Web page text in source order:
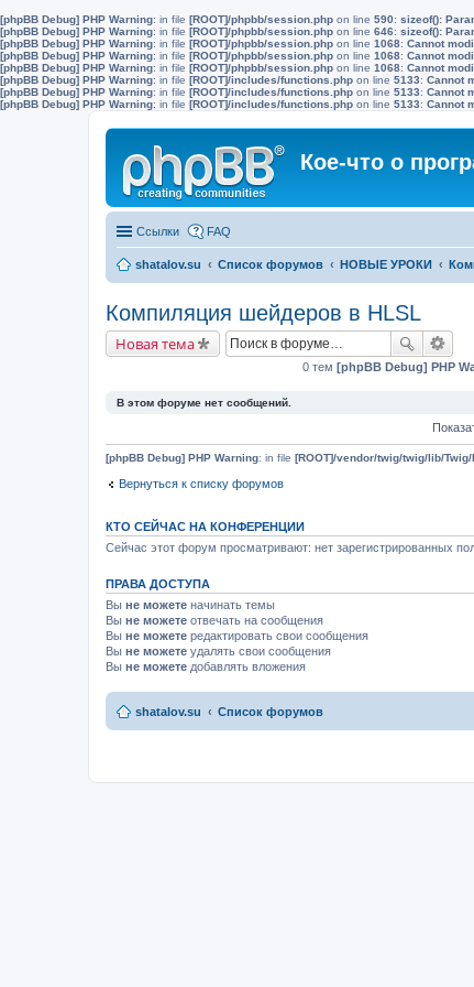
[phpBB Debug] PHP Warning: in file [ROOT]/phpbb/session.php on line 590: sizeof():
[phpBB Debug] PHP Warning: in file [ROOT]/phpbb/session.php on line 646: sizeof():
[phpBB Debug] PHP Warning: in file [ROOT]/phpbb/session.php on line 1068: Cannot
[phpBB Debug] PHP Warning: in file [ROOT]/phpbb/session.php on line 1068: Cannot
[phpBB Debug] PHP Warning: in file [ROOT]/phpbb/session.php on line 1068: Cannot
[phpBB Debug] PHP Warning: in file [ROOT]/includes/functions.php on line 5133: Cannot
[phpBB Debug] PHP Warning: in file [ROOT]/includes/functions.php on line 5133: Cannot
[phpBB Debug] PHP Warning: in file [ROOT]/includes/functions.php on line 5133: Cannot
Кое-что о
Ссылки FAQ
shatalov.su Список форумов НОВЫЕ УРОКИ
Компиляция шейдеров в HLSL
Новая тема
0 тем [phpBB Debug] PHP
В этом форуме нет сообщений.
[phpBB Debug] PHP Warning: in file [ROOT]/vendor/twig/twig/lib/
Вернуться к списку форумов
КТО СЕЙЧАС НА КОНФЕРЕНЦИИ
Сейчас этот форум просматривают: нет зарегистрированных
ПРАВА ДОСТУПА
Вы не можете начинать темы
Вы не можете отвечать на сообщения
Вы не можете редактировать свои сообщения
Вы не можете удалять свои сообщения
Вы не можете добавлять вложения
shatalov.su Список форумов